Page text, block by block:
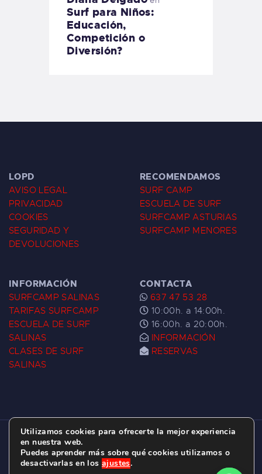
Surf para Niños:
Educación,
Competición o
Diversión?
LOPD
AVISO LEGAL
PRIVACIDAD
COOKIES
SEGURIDAD Y
DEVOLUCIONES
RECOMENDAMOS
SURF CAMP
ESCUELA DE SURF
SURFCAMP ASTURIAS
SURFCAMP MENORES
INFORMACIÓN
SURFCAMP SALINAS
TARIFAS SURFCAMP
ESCUELA DE SURF
SALINAS
CLASES DE SURF
SALINAS
CONTACTA
637 47 53 28
10:00h. a 14:00h.
16:00h. a 20:00h.
INFORMACIÓN
RESERVAS
ESCUELA DE SURF LAS DUNAS ©
C/ BERNARDO ÁLVAREZ GALAN 1, SALINAS
(ASTURIAS)
Utilizamos cookies para ofrecerte la mejor experiencia
en nuestra web.
Puedes aprender más sobre qué cookies utilizamos o
desactivarlas en los ajustes.